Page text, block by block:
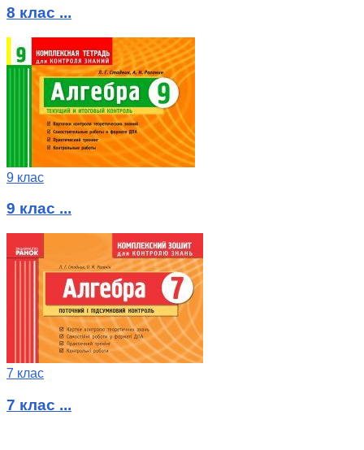
8 клас ...
9 клас
9 клас ...
7 клас
7 клас ...